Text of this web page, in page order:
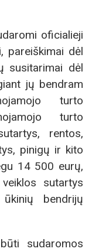
oficialieji
pareiškimai dėl
susitarimai dėl
jų bendram
turto
turto
rentos,
pinigų ir kito
14 500 eurų,
sutartys
bendrijų
sudaromos